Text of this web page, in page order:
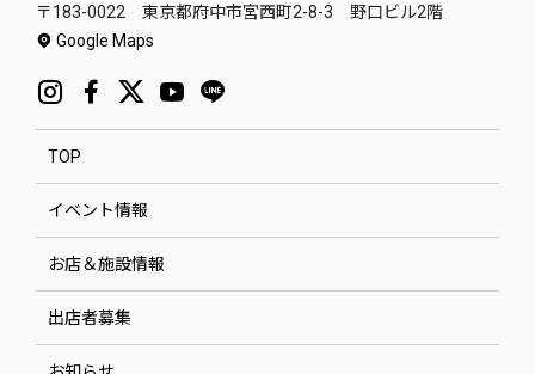
〒183-0022 東京都府中市宮西町2-8-3 野口ビル2階
Google Maps
TOP
イベント情報
お店＆施設情報
出店者募集